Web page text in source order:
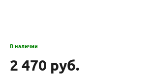
В наличии
2 470 руб.